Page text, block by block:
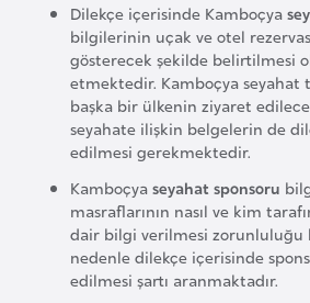
Dilekçe içerisinde Kamboçya
bilgilerinin uçak ve otel
gösterecek şekilde belirtilmesi
etmektedir. Kamboçya
başka bir ülkenin ziyaret
seyahate ilişkin belgelerin de
edilmesi gerekmektedir.
Kamboçyaseyahat sponsoru
masraflarının nasıl ve kim
dair bilgi verilmesi zorunluluğu
nedenle dilekçe içerisinde
edilmesi şartı aranmaktadır.